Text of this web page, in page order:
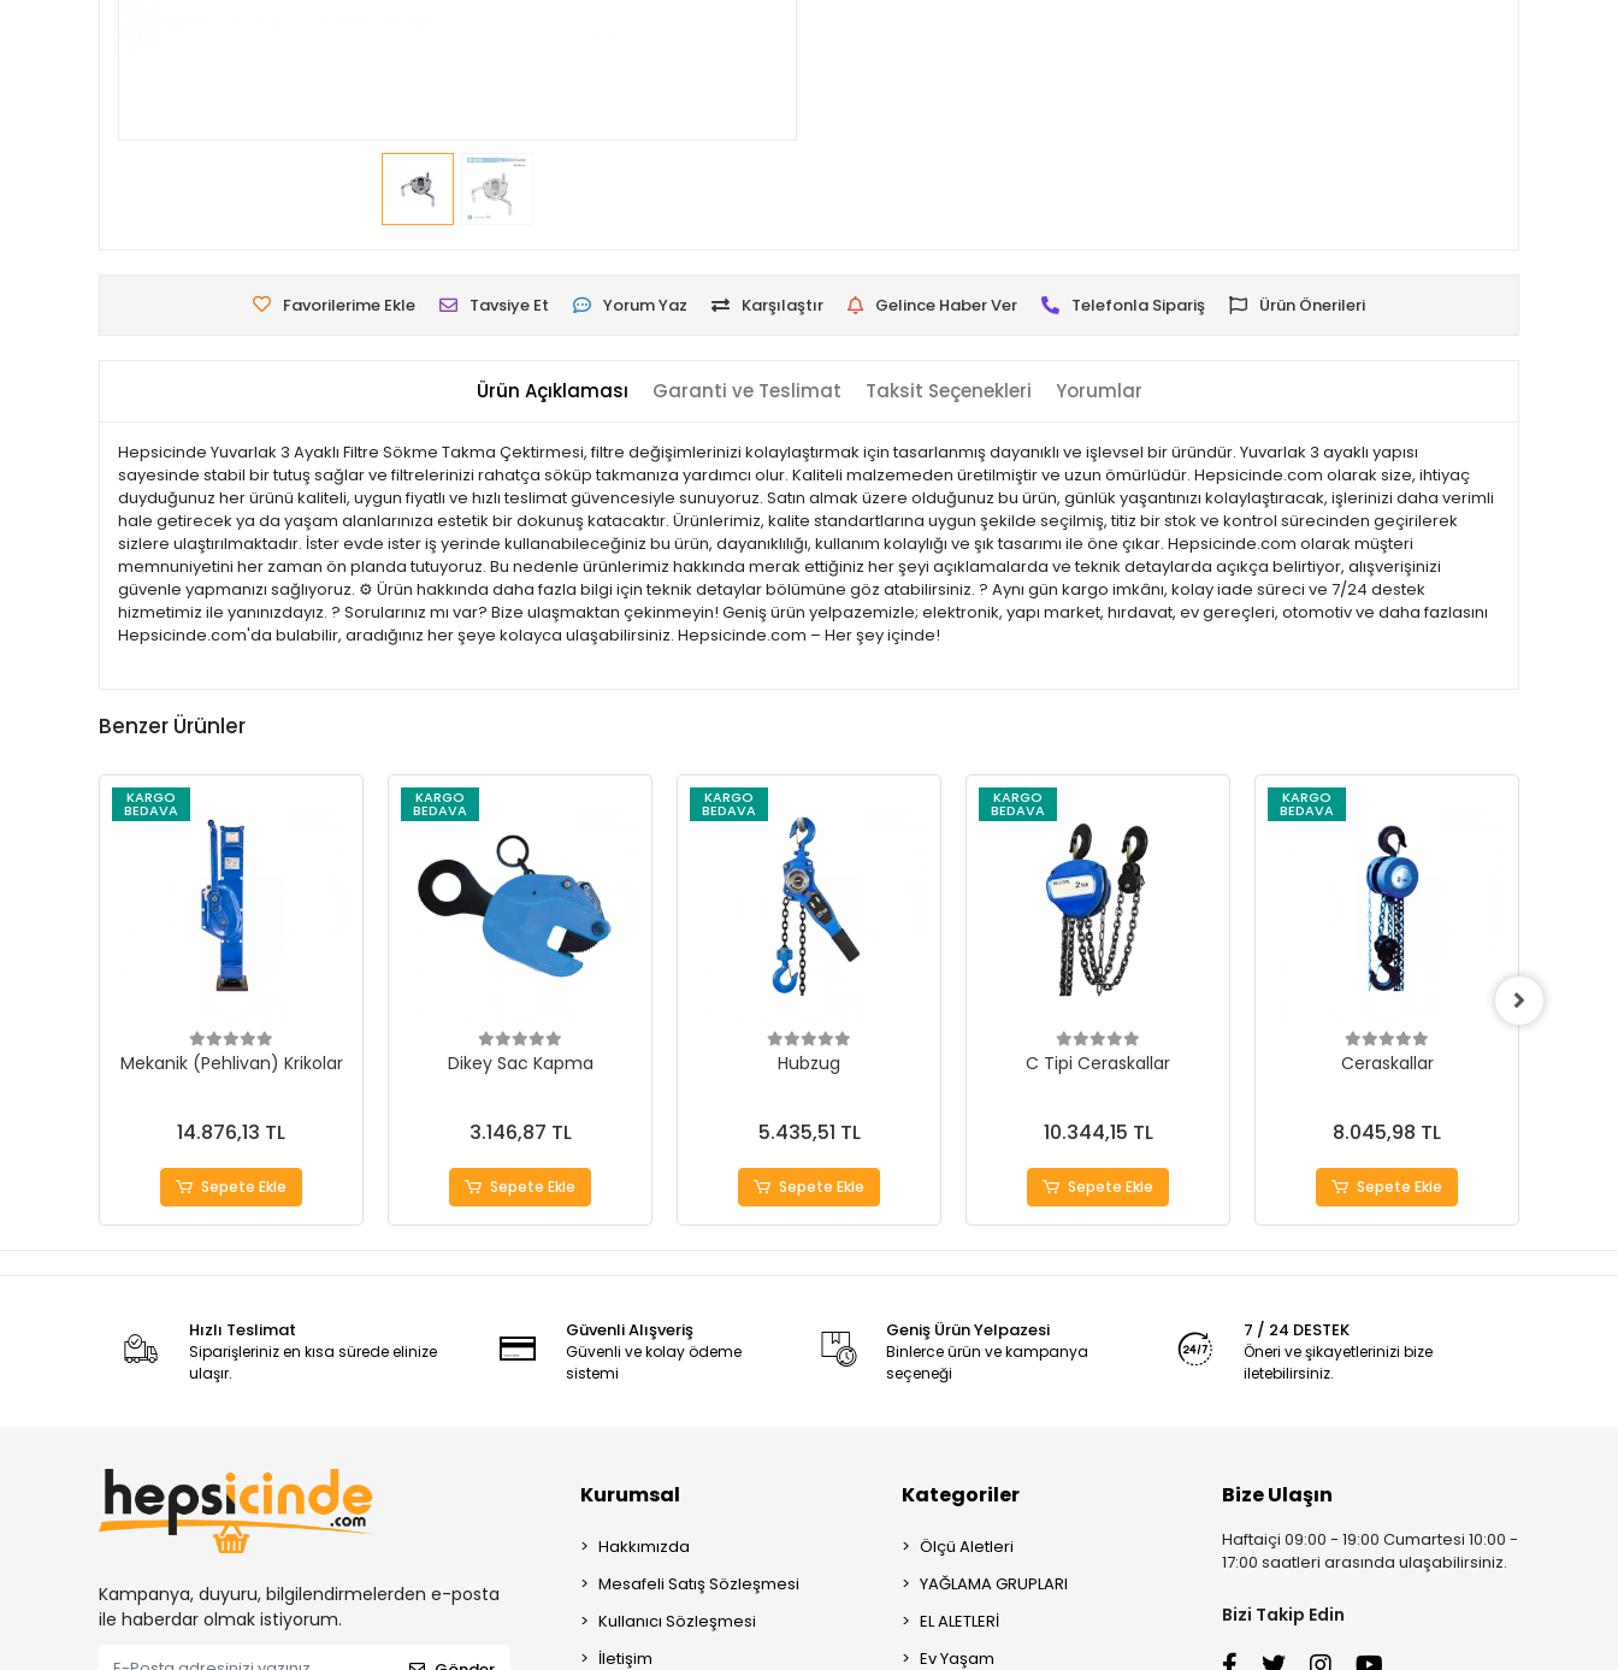
Favorilerime Ekle Tavsiye Et Yorum Yaz Karşılaştır Gelince Haber Ver Telefonla Sipariş Ürün Önerileri
Ürün Açıklaması Garanti ve Teslimat Taksit Seçenekleri Yorumlar
Hepsicinde Yuvarlak 3 Ayaklı Filtre Sökme Takma Çektirmesi, filtre değişimlerinizi kolaylaştırmak için tasarlanmış dayanıklı ve işlevsel bir üründür. Yuvarlak 3 ayaklı yapısı
sayesinde stabil bir tutuş sağlar ve filtrelerinizi rahatça söküp takmanıza yardımcı olur. Kaliteli malzemeden üretilmiştir ve uzun ömürlüdür. Hepsicinde.com olarak size, ihtiyaç
duyduğunuz her ürünü kaliteli, uygun fiyatlı ve hızlı teslimat güvencesiyle sunuyoruz. Satın almak üzere olduğunuz bu ürün, günlük yaşantınızı kolaylaştıracak, işlerinizi daha verimli
hale getirecek ya da yaşam alanlarınıza estetik bir dokunuş katacaktır. Ürünlerimiz, kalite standartlarına uygun şekilde seçilmiş, titiz bir stok ve kontrol sürecinden geçirilerek
sizlere ulaştırılmaktadır. İster evde ister iş yerinde kullanabileceğiniz bu ürün, dayanıklılığı, kullanım kolaylığı ve şık tasarımı ile öne çıkar. Hepsicinde.com olarak müşteri
memnuniyetini her zaman ön planda tutuyoruz. Bu nedenle ürünlerimiz hakkında merak ettiğiniz her şeyi açıklamalarda ve teknik detaylarda açıkça belirtiyor, alışverişinizi
güvenle yapmanızı sağlıyoruz. ⚙️ Ürün hakkında daha fazla bilgi için teknik detaylar bölümüne göz atabilirsiniz. ? Aynı gün kargo imkânı, kolay iade süreci ve 7/24 destek
hizmetimiz ile yanınızdayız. ? Sorularınız mı var? Bize ulaşmaktan çekinmeyin! Geniş ürün yelpazemizle; elektronik, yapı market, hırdavat, ev gereçleri, otomotiv ve daha fazlasını
Hepsicinde.com'da bulabilir, aradığınız her şeye kolayca ulaşabilirsiniz. Hepsicinde.com – Her şey içinde!
Benzer Ürünler
KARGO
BEDAVA
Mekanik (Pehlivan) Krikolar
14.876,13 TL
Sepete Ekle
KARGO
BEDAVA
Dikey Sac Kapma
3.146,87 TL
Sepete Ekle
KARGO
BEDAVA
Hubzug
5.435,51 TL
Sepete Ekle
KARGO
BEDAVA
C Tipi Ceraskallar
10.344,15 TL
Sepete Ekle
KARGO
BEDAVA
Ceraskallar
8.045,98 TL
Sepete Ekle
Hızlı Teslimat
Siparişleriniz en kısa sürede elinize
ulaşır.
Güvenli Alışveriş
Güvenli ve kolay ödeme
sistemi
Geniş Ürün Yelpazesi
Binlerce ürün ve kampanya
seçeneği
7 / 24 DESTEK
Öneri ve şikayetlerinizi bize
iletebilirsiniz.
Kampanya, duyuru, bilgilendirmelerden e-posta
ile haberdar olmak istiyorum.
Kurumsal
Hakkımızda
Mesafeli Satış Sözleşmesi
Kullanıcı Sözleşmesi
İletişim
Kategoriler
Ölçü Aletleri
YAĞLAMA GRUPLARI
EL ALETLERİ
Ev Yaşam
Bize Ulaşın
Haftaiçi 09:00 - 19:00 Cumartesi 10:00 -
17:00 saatleri arasında ulaşabilirsiniz.
Bizi Takip Edin